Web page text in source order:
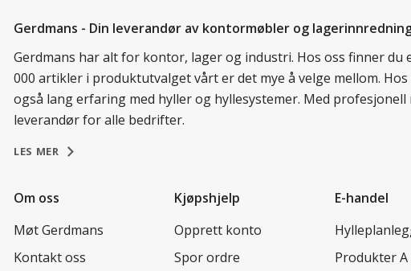
Gerdmans - Din leverandør av kontormøbler og
Gerdmans har alt for kontor, lager og industri. Hos oss finner
000 artikler i produktutvalget vårt er det mye å velge mellom.
også lang erfaring med hyller og hyllesystemer. Med
leverandør for alle bedrifter.
LES MER
Om oss
Møt Gerdmans
Kontakt oss
Kjøpshjelp
Opprett konto
Spor ordre
E-handel
Produkter A